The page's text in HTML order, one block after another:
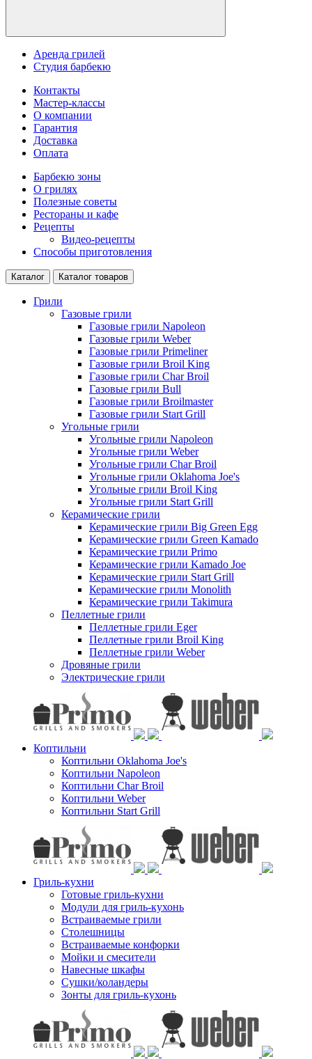
Аренда грилей
Студия барбекю
Контакты
Мастер-классы
О компании
Гарантия
Доставка
Оплата
Барбекю зоны
О грилях
Полезные советы
Рестораны и кафе
Рецепты
Видео-рецепты
Способы приготовления
Каталог Каталог товаров
Грили
Газовые грили
Газовые грили Napoleon
Газовые грили Weber
Газовые грили Primeliner
Газовые грили Broil King
Газовые грили Char Broil
Газовые грили Bull
Газовые грили Broilmaster
Газовые грили Start Grill
Угольные грили
Угольные грили Napoleon
Угольные грили Weber
Угольные грили Char Broil
Угольные грили Oklahoma Joe's
Угольные грили Broil King
Угольные грили Start Grill
Керамические грили
Керамические грили Big Green Egg
Керамические грили Green Kamado
Керамические грили Primo
Керамические грили Kamado Joe
Керамические грили Start Grill
Керамические грили Monolith
Керамические грили Takimura
Пеллетные грили
Пеллетные грили Eger
Пеллетные грили Broil King
Пеллетные грили Weber
Дровяные грили
Электрические грили
Коптильни
Коптильни Oklahoma Joe's
Коптильни Napoleon
Коптильни Char Broil
Коптильни Weber
Коптильни Start Grill
Гриль-кухни
Готовые гриль-кухни
Модули для гриль-кухонь
Встраиваемые грили
Столешницы
Встраиваемые конфорки
Мойки и смесители
Навесные шкафы
Сушки/коландеры
Зонты для гриль-кухонь